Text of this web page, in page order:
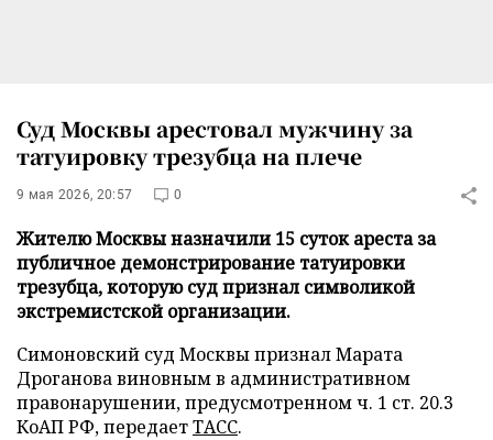
Суд Москвы арестовал мужчину за
татуировку трезубца на плече
9 мая 2026, 20:57 0
Жителю Москвы назначили 15 суток ареста за
публичное демонстрирование татуировки
трезубца, которую суд признал символикой
экстремистской организации.
Симоновский суд Москвы признал Марата
Дроганова виновным в административном
правонарушении, предусмотренном ч. 1 ст. 20.3
КоАП РФ, передаетТАСС.